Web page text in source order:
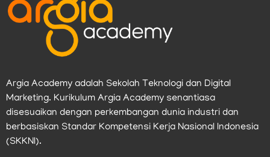
Argia Academy adalah Sekolah Teknologi dan Digital
Marketing. Kurikulum Argia Academy senantiasa
disesuaikan dengan perkembangan dunia industri dan
berbasiskan Standar Kompetensi Kerja Nasional Indonesia
(SKKNI).